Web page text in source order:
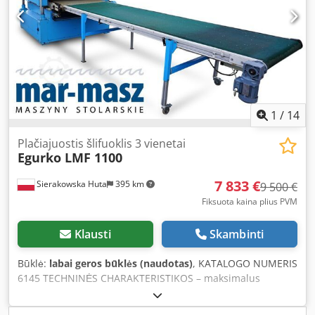
jungtis:8 juosta, šlifavimo juostos plotis:
ilgis:2 100 mm, stalo plotis:1 150 mm, padavimo variklio
galia: 2 000 W, oro poreikis:40 m³/val, darbinis slėgis:6
juosta, ruošinio plotis (maks.): 1 100 mm, Mašina yra
tinkamai veikianti, išskyrus segmentų šlifavimo elementą,
kurį reikia pataisyti arba pakeisti. Ji bus naudojama iki 2026
m. rugpjūčio 15 d. Dkedpfey R Er Tjx Ancsr
1 / 14
Sierakowska Huta 395 km
Plačiajuostis šlifuoklis 3 vienetai
Egurko LMF 1100
7 833 €9 500 €
Fiksuota kaina plius PVM
Klausti Skambinti
Būklė: labai geros būklės (naudotas), KATALOGO NUMERIS
6145 TECHNINĖS CHARAKTERISTIKOS – maksimalus
apdirbamo elemento plotis – 1100 mm – maksimalus
apdirbamo elemento aukštis – 140 mm 3 agregatai: 1)